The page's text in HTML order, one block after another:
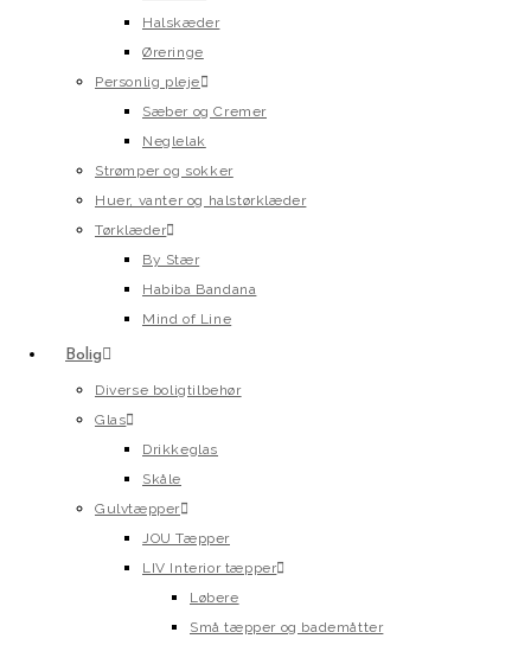
Halskæder
Øreringe
Personlig pleje
Sæber og Cremer
Neglelak
Strømper og sokker
Huer, vanter og halstørklæder
Tørklæder
By Stær
Habiba Bandana
Mind of Line
Bolig
Diverse boligtilbehør
Glas
Drikkeglas
Skåle
Gulvtæpper
JOU Tæpper
LIV Interior tæpper
Løbere
Små tæpper og bademåtter